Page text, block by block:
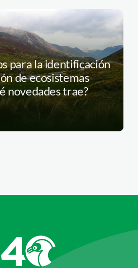
para la identificación
de ecosistemas
novedades trae?